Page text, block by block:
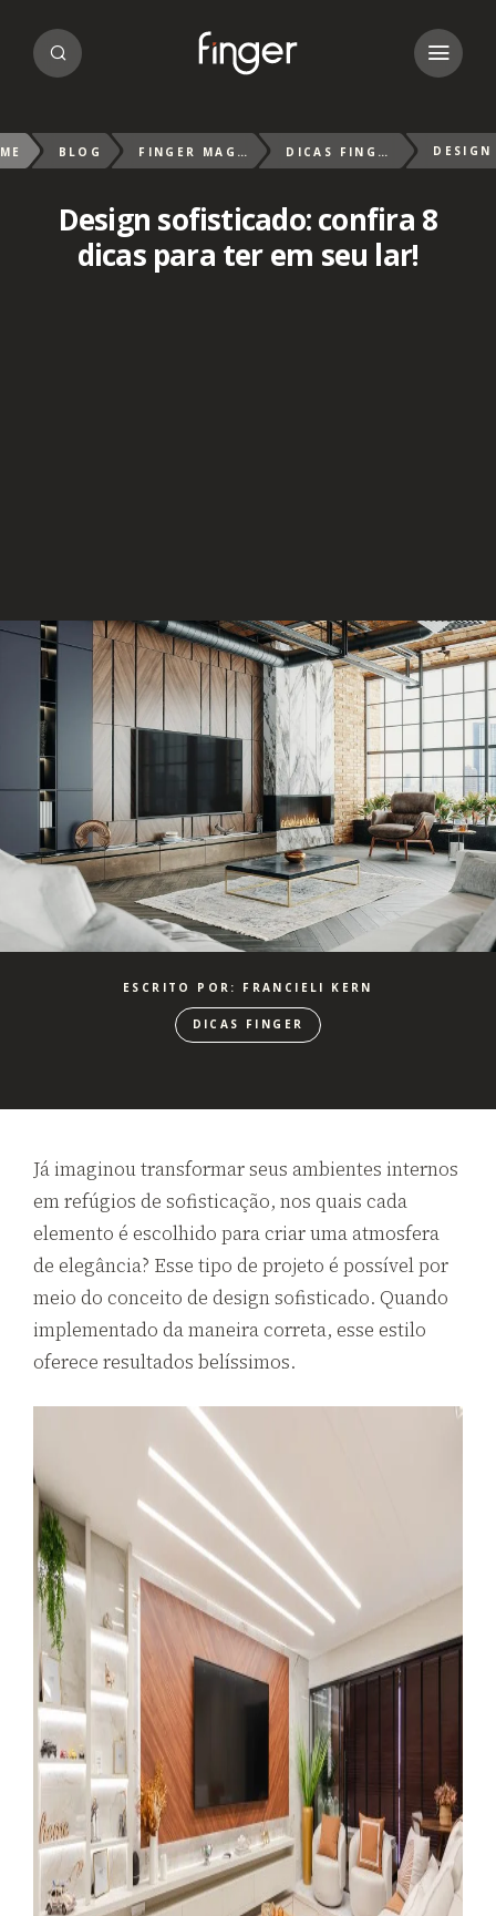
BLOG FINGER MAGAZIN DICAS FINGER
Design sofisticado: confira 8
dicas para ter em seu lar!
ESCRITO POR: FRANCIELI KERN
DICAS FINGER
Já imaginou transformar seus ambientes internos
em refúgios de sofisticação, nos quais cada
elemento é escolhido para criar uma atmosfera
de elegância? Esse tipo de projeto é possível por
meio do conceito de design sofisticado. Quando
implementado da maneira correta, esse estilo
oferece resultados belíssimos.